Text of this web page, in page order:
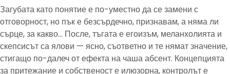
Загубата като понятие е по-уместно да се замени с
отговорност, но пък е безсърдечно, признавам, а няма ли
сърце, за какво… После, тъгата е егоизъм, меланхолията и
скепсисът са ялови — ясно, съответно и те нямат значение,
стигащо по-далеч от ефекта на чаша абсент. Концепцията
за притежание и собственост е илюзорна, контролът е